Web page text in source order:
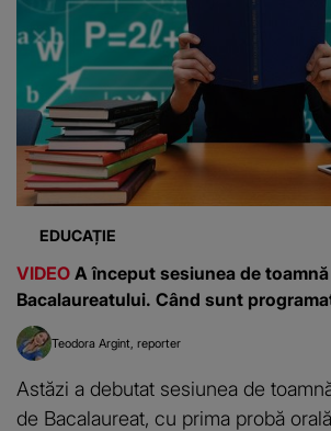
EDUCAȚIE
VIDEO A început sesiunea de toamnă
Bacalaureatului. Când sunt
Teodora Argint reporter
Astăzi a debutat sesiunea de
de Bacalaureat, cu prima probă